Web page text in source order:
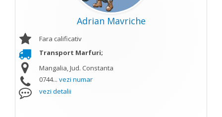
Adrian Mavriche
Fara calificativ
Transport Marfuri;
Mangalia, Jud. Constanta
0744... vezi numar
vezi detalii